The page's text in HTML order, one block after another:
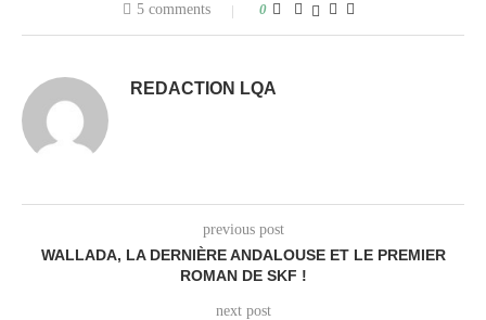
5 comments 0
REDACTION LQA
previous post
WALLADA, LA DERNIÈRE ANDALOUSE ET LE PREMIER
ROMAN DE SKF !
next post